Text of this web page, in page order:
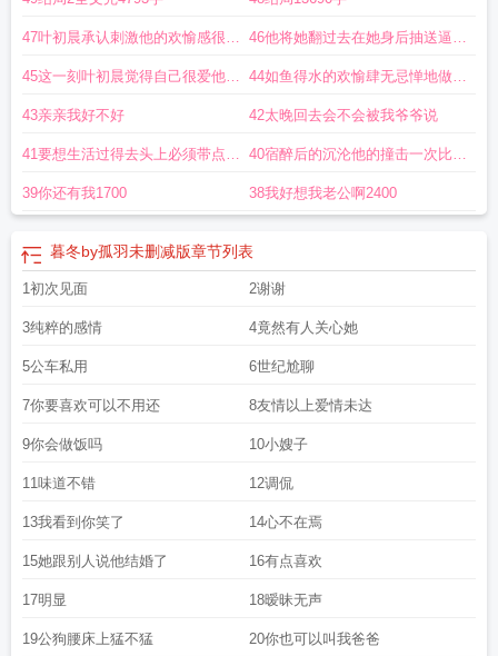
47叶初晨承认刺激他的欢愉感很变
态但更爽
46他将她翻过去在她身后抽送逼着
她拿手
45这一刻叶初晨觉得自己很爱他
2696字
44如鱼得水的欢愉肆无忌惮地做爱
woo
43亲亲我好不好 42太晚回去会不会被我爷爷说
41要想生活过得去头上必须带点绿
woo
40宿醉后的沉沦他的撞击一次比一
次凶狠
39你还有我1700 38我好想我老公啊2400
暮冬by孤羽未删减版章节列表
1初次见面 2谢谢
3纯粹的感情 4竟然有人关心她
5公车私用 6世纪尬聊
7你要喜欢可以不用还 8友情以上爱情未达
9你会做饭吗 10小嫂子
11味道不错 12调侃
13我看到你笑了 14心不在焉
15她跟别人说他结婚了 16有点喜欢
17明显 18暧昧无声
19公狗腰床上猛不猛 20你也可以叫我爸爸